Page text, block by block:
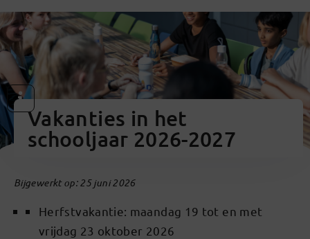
Vakanties in het
schooljaar 2026-2027
Bijgewerkt op: 25 juni 2026
Herfstvakantie: maandag 19 tot en met
vrijdag 23 oktober 2026